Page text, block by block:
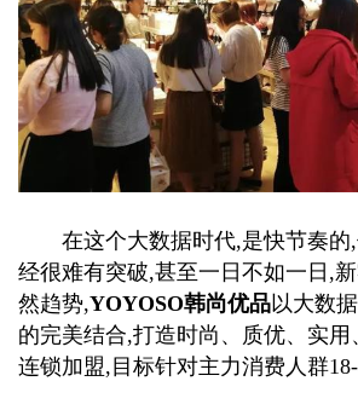
在这个大数据时代,是快节奏的,
经很难有突破,甚至一日不如一日,
然趋势,YOYOSO韩尚优品以大数
的完美结合,打造时尚、质优、实
连锁加盟,目标针对主力消费人群